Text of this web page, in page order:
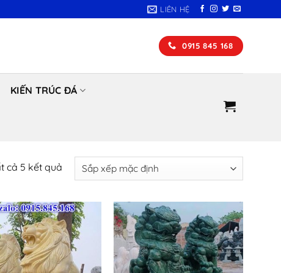
LIÊN HỆ
0915 845 168
KIẾN TRÚC ĐÁ
cả 5 kết quả